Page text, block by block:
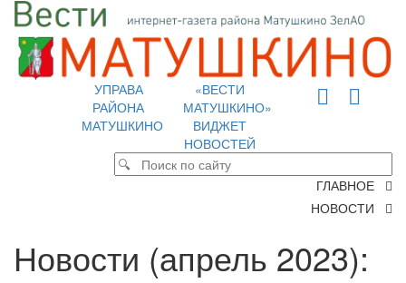
УПРАВА
РАЙОНА
МАТУШКИНО
«ВЕСТИ
МАТУШКИНО»
ВИДЖЕТ
НОВОСТЕЙ
ГЛАВНОЕ
НОВОСТИ
Новости (апрель 2023):